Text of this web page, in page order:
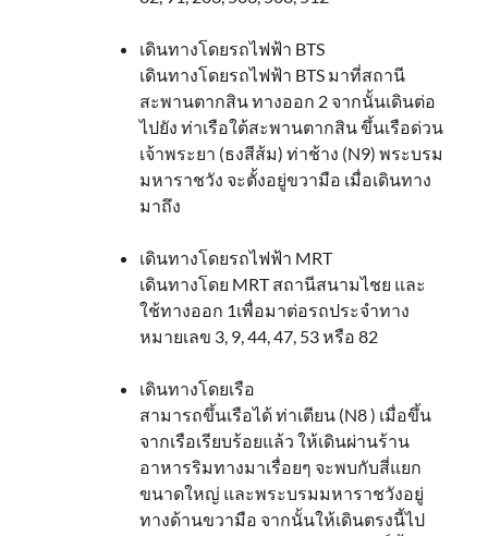
เดินทางโดยรถไฟฟ้า BTS
เดินทางโดยรถไฟฟ้า BTS มาที่สถานี
สะพานตากสิน ทางออก 2 จากนั้นเดินต่อ
ไปยัง ท่าเรือใต้สะพานตากสิน ขึ้นเรือด่วน
เจ้าพระยา (ธงสีส้ม) ท่าช้าง (N9) พระบรม
มหาราชวัง จะตั้งอยู่ขวามือ เมื่อเดินทาง
มาถึง
เดินทางโดยรถไฟฟ้า MRT
เดินทางโดย MRT สถานีสนามไชย และ
ใช้ทางออก 1เพื่อมาต่อรถประจำทาง
หมายเลข 3, 9, 44, 47, 53 หรือ 82
เดินทางโดยเรือ
สามารถขึ้นเรือได้ ท่าเตียน (N8 ) เมื่อขึ้น
จากเรือเรียบร้อยแล้ว ให้เดินผ่านร้าน
อาหารริมทางมาเรื่อยๆ จะพบกับสี่แยก
ขนาดใหญ่ และพระบรมมหาราชวังอยู่
ทางด้านขวามือ จากนั้นให้เดินตรงนี้ไป